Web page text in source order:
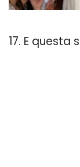
17. E questa